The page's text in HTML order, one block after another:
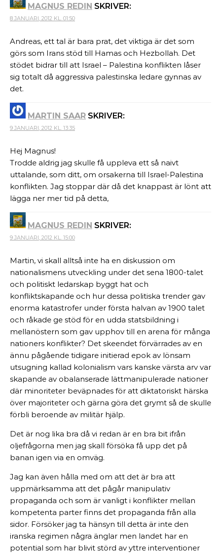
MAGNUS REDIN SKRIVER:
8 JANUARI, 2012 KL. 01:50
Andreas, ett tal är bara prat, det viktiga är det som
görs som Irans stöd till Hamas och Hezbollah. Det
stödet bidrar till att Israel – Palestina konflikten låser
sig totalt då aggressiva palestinska ledare gynnas av
det.
MARTIN SAAR SKRIVER:
9 JANUARI, 2012 KL. 13:35
Hej Magnus!
Trodde aldrig jag skulle få uppleva ett så naivt
uttalande, som ditt, om orsakerna till Israel-Palestina
konflikten. Jag stoppar där då det knappast är lönt att
lägga ner mer tid på detta,
MAGNUS REDIN SKRIVER:
9 JANUARI, 2012 KL. 15:00
Martin, vi skall alltså inte ha en diskussion om
nationalismens utveckling under det sena 1800-talet
och politiskt ledarskap byggt hat och
konfliktskapande och hur dessa politiska trender gav
enorma katastrofer under första halvan av 1900 talet
och råkade ge stöd för en udda statsbildning i
mellanöstern som gav upphov till en arena för många
nationers konflikter? Det skeendet förvärrades av en
ännu pågående tidigare initierad epok av lönsam
utsugning kallad kolonialism vars kanske värsta arv var
skapande av obalanserade lättmanipulerade nationer
där minoriteter beväpnades för att diktatoriskt härska
över majoriteter och gärna göra det grymt så de skulle
förbli beroende av militär hjälp.
Det är nog lika bra då vi redan är en bra bit ifrån
oljefrågorna men jag skall försöka få upp det på
banan igen via en omväg.
Jag kan även hålla med om att det är bra att
uppmärksamma att det pågår manipulativ
propaganda och som är vanligt i konflikter mellan
kompetenta parter finns det propaganda från alla
sidor. Försöker jag ta hänsyn till detta är inte den
iranska regimen några änglar men landet har en
potential som har blivit störd av yttre interventioner